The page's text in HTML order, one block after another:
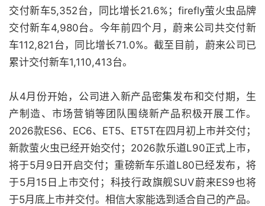
交付新车5,352台，同比增长21.6%；firefly萤火虫品牌
交付新车4,980台。今年前四个月，蔚来公司共交付新
车112,821台，同比增长71.0%。截至目前，蔚来公司已
累计交付新车1,110,413台。
从4月份开始，公司进入新产品密集发布和交付期，生
产制造、市场营销等团队围绕新产品积极开展工作。
2026款ES6、EC6、ET5、ET5T在四月初上市并交付；
新款萤火虫已经开始交付；2026款乐道L90正式上市，
将于5月9日开启交付；重磅新车乐道L80已经发布，将
于5月15日上市交付；科技行政旗舰SUV蔚来ES9也将
于5月底上市并交付。相信大家能选到适合自己的产品。